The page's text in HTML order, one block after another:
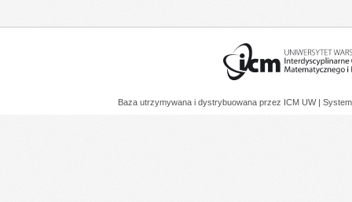
Baza utrzymywana i dystrybuowana przez ICM UW |